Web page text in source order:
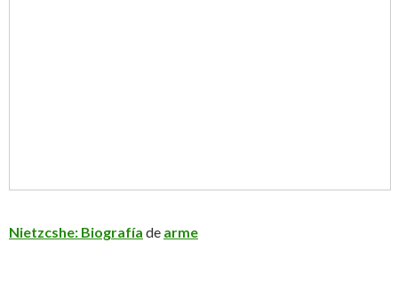
Nietzcshe: Biografía de arme